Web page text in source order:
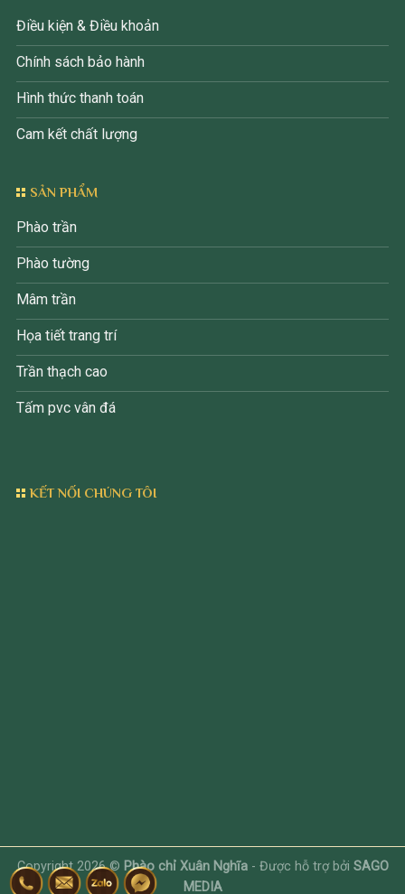
Điều kiện & Điều khoản
Chính sách bảo hành
Hình thức thanh toán
Cam kết chất lượng
SẢN PHẨM
Phào trần
Phào tường
Mâm trần
Họa tiết trang trí
Trần thạch cao
Tấm pvc vân đá
KẾT NỐI CHÚNG TÔI
Copyright 2026 © Phào chỉ Xuân Nghĩa- Được hỗ trợ bởi SAGO
MEDIA